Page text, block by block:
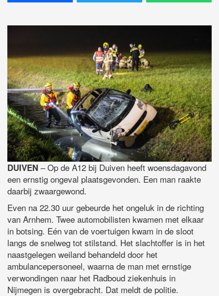
DUIVEN – Op de A12 bij Duiven heeft woensdagavond
een ernstig ongeval plaatsgevonden. Een man raakte
daarbij zwaargewond.
Even na 22.30 uur gebeurde het ongeluk in de richting
van Arnhem. Twee automobilisten kwamen met elkaar
in botsing. Eén van de voertuigen kwam in de sloot
langs de snelweg tot stilstand. Het slachtoffer is in het
naastgelegen weiland behandeld door het
ambulancepersoneel, waarna de man met ernstige
verwondingen naar het Radboud ziekenhuis in
Nijmegen is overgebracht. Dat meldt de politie.